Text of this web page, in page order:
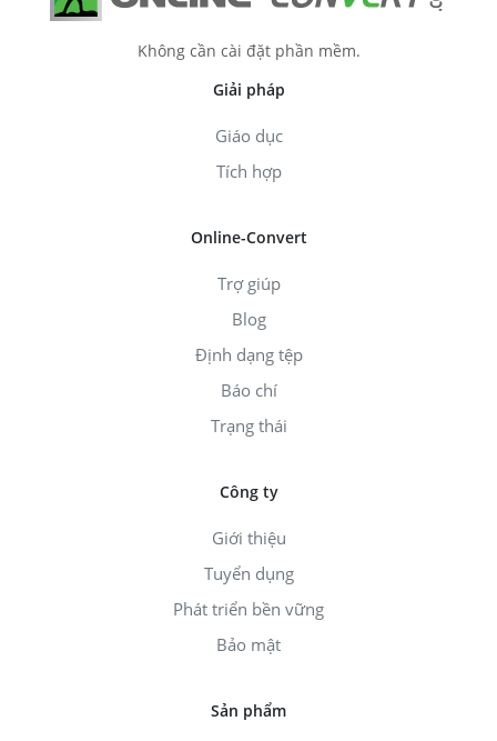
Không cần cài đặt phần mềm.
Giải pháp
Giáo dục
Tích hợp
Online-Convert
Trợ giúp
Blog
Định dạng tệp
Báo chí
Trạng thái
Công ty
Giới thiệu
Tuyển dụng
Phát triển bền vững
Bảo mật
Sản phẩm